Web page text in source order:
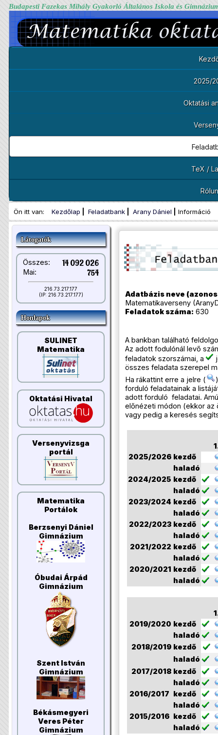
Budapesti Fazekas Mihály Gyakorló Általános Iskola és
2025/
Oktatási
TeX /
Ön itt van: Kezdőlap Feladatbank Arany Dániel Információ
Látogatók
Összes: 14 092 026
Mai: 754
216.73.217.177
(IP: 216.73.217.177)
Honlapok
SULINET
Matematika
Oktatási Hivatal
Versenyvizsga
portál
Matematika
Portálok
Berzsenyi Dániel
Gimnázium
Óbudai Árpád
Gimnázium
Szent István
Gimnázium
Békásmegyeri
Veres Péter
Gimnázium
Adatbázis neve
Matematikaverseny
Feladatok száma: 630
A bankban található
Az adott fodulónál levő
feladatok szorszámai, a
összes feladata szerepel
Ha rákattint erre a jelre (
forduló feladatainak a
adott forduló feladatai.
előnézeti módon (ekkor
vagy pedig a keresés
2025/2026 kezdő
haladó
2024/2025 kezdő
haladó
2023/2024 kezdő
haladó
2022/2023 kezdő
haladó
2021/2022 kezdő
haladó
2020/2021 kezdő
haladó
2019/2020 kezdő
haladó
2018/2019 kezdő
haladó
2017/2018 kezdő
haladó
2016/2017 kezdő
haladó
2015/2016 kezdő
haladó